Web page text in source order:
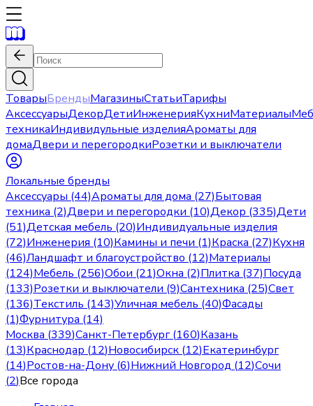
ТоварыБрендыМагазиныСтатьиТарифы
АксессуарыДекорДетиИнженерияКухниМатериалы
техникаИндивидульные изделияАроматы для
домаДвери и перегородкиРозетки и выключатели
Локальные бренды
Аксессуары (44)Ароматы для дома (27)Бытовая
техника (2)Двери и перегородки (10)Декор (335)Дети
(51)Детская мебель (20)Индивидуальные изделия
(72)Инженерия (10)Камины и печи (1)Краска (27)Кухня
(46)Ландшафт и благоустройство (12)Материалы
(124)Мебель (256)Обои (21)Окна (2)Плитка (37)Посуда
(133)Розетки и выключатели (9)Сантехника (25)Свет
(136)Текстиль (143)Уличная мебель (40)Фасады
(1)Фурнитура (14)
Москва (339)Санкт-Петербург(160)Казань
(13)Краснодар (12)Новосибирск (12)Екатеринбург
(14)Ростов-на-Дону (6)Нижний Новгород (12)Сочи
(2)Все города